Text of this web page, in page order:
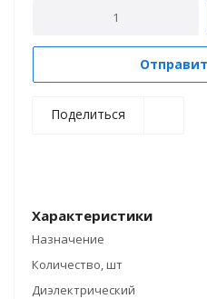
Поделиться
Характеристики
Назначение
Количество, шт
Диэлектрический